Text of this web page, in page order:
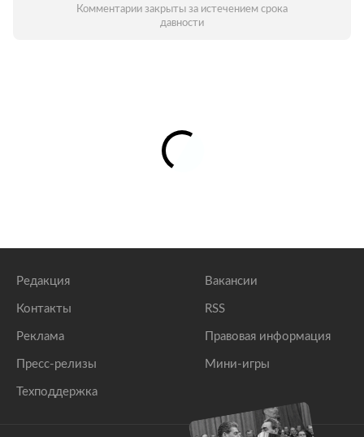
Комментарии закрыты за истечением срока
давности
Редакция
Контакты
Реклама
Пресс-релизы
Техподдержка
Вакансии
RSS
Правовая информация
Мини-игры